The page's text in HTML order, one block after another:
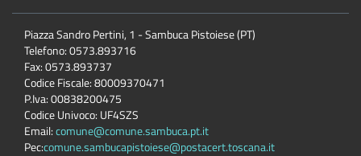
Piazza Sandro Pertini, 1 - Sambuca Pistoiese (PT)
Telefono: 0573.893716
Fax: 0573.893737
Codice Fiscale: 80009370471
P.Iva: 00838200475
Codice Univoco: UF4SZS
Email:comune@comune.sambuca.pt.it
Pec:comune.sambucapistoiese@postacert.toscana.it